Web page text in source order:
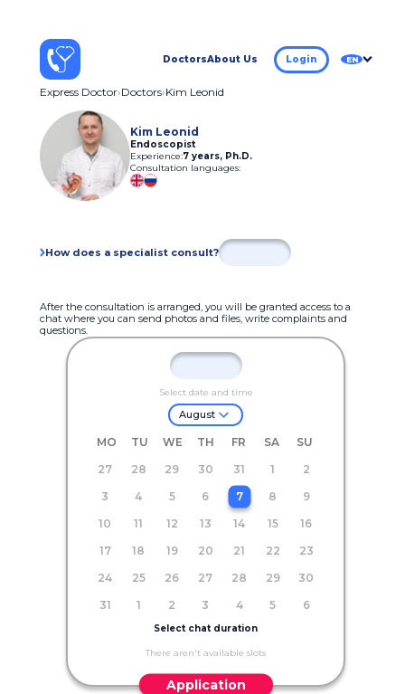
DoctorsAbout Us Login EN
Express Doctor Doctors Kim Leonid
Kim Leonid
Endoscopist
Experience:7 years, Ph.D.
Consultation languages:
How does a specialist consult?
After the consultation is arranged, you will be granted access to a
chat where you can send photos and files, write complaints and
questions.
Select date and time
August
MO TU WE TH FR SA
SU
27
28 29 30 31 1
2
3
4 5 6 7 8
9
10
11 12 13 14 15
16
17
18 19 20 21 22
23
24
25 26 27 28 29
30
31
1 2 3 4 5 6
Select chat duration
There aren't available slots
Application